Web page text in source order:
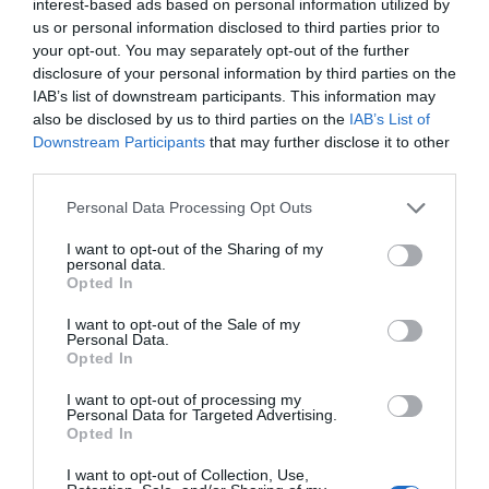
interest-based ads based on personal information utilized by
us or personal information disclosed to third parties prior to
your opt-out. You may separately opt-out of the further
disclosure of your personal information by third parties on the
IAB’s list of downstream participants. This information may
also be disclosed by us to third parties on the IAB’s List of
Downstream Participants that may further disclose it to other
Personal Data Processing Opt Outs
I want to opt-out of the Sharing of my
personal data.
Opted In
I want to opt-out of the Sale of my
Personal Data.
Opted In
I want to opt-out of processing my
Personal Data for Targeted Advertising.
Opted In
I want to opt-out of Collection, Use,
έπαιξε πάνω από 45 λεπτά μόλις μία φορά σε αγώνα
πρωταθλήματος! Μία κατάσταση που δεν φαίνεται να
γυρίζει.
Οι Ρώσοι βλέπουν κάθε μέρα που περνάει μία πανάκριβη
επένδυση να χάνει την αξία της. Δεν θα είχαν πρόβλημα
να τον παραχωρήσουν, αλλά θα το έκαναν μόνο με
πώληση, βγάζοντας ένα μέρος της χασούρας.